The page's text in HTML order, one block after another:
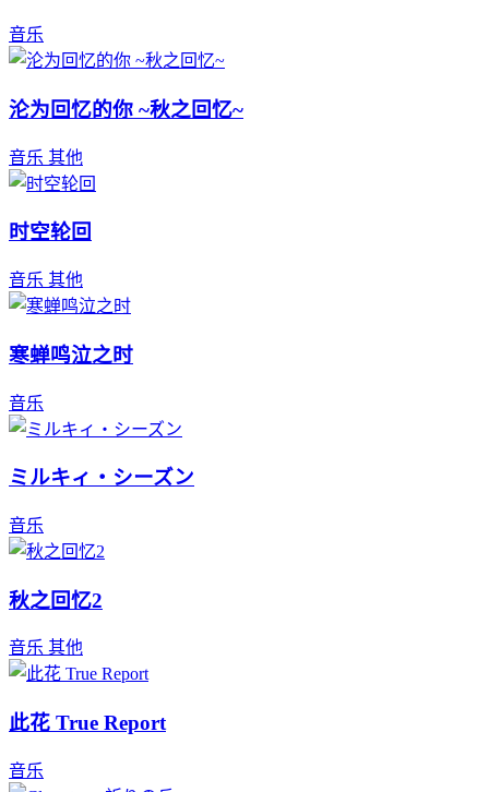
音乐
沦为回忆的你 ~秋之回忆~
音乐 其他
时空轮回
音乐 其他
寒蝉鸣泣之时
音乐
ミルキィ・シーズン
音乐
秋之回忆2
音乐 其他
此花 True Report
音乐